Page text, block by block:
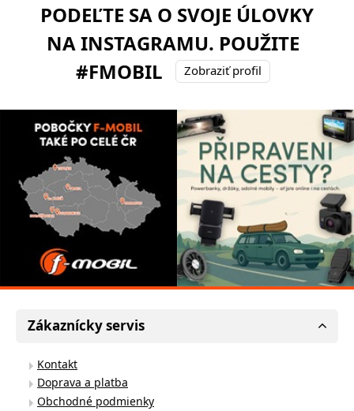
PODEĽTE SA O SVOJE ÚLOVKY
NA INSTAGRAMU. POUŽITE
#FMOBIL
Zobraziť profil
Zákaznícky servis
Kontakt
Doprava a platba
Obchodné podmienky